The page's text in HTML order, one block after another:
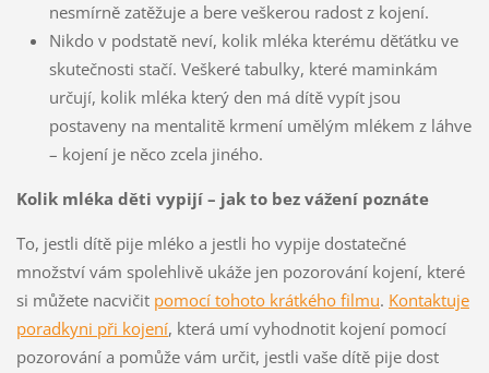
nesmírně zatěžuje a bere veškerou radost z kojení.
Nikdo v podstatě neví, kolik mléka kterému děťátku ve
skutečnosti stačí. Veškeré tabulky, které maminkám
určují, kolik mléka který den má dítě vypít jsou
postaveny na mentalitě krmení umělým mlékem z láhve
– kojení je něco zcela jiného.
Kolik mléka děti vypijí – jak to bez vážení poznáte
To, jestli dítě pije mléko a jestli ho vypije dostatečné
množství vám spolehlivě ukáže jen pozorování kojení, které
si můžete nacvičit pomocí tohoto krátkého filmu. Kontaktuje
poradkyni při kojení, která umí vyhodnotit kojení pomocí
pozorování a pomůže vám určit, jestli vaše dítě pije dost